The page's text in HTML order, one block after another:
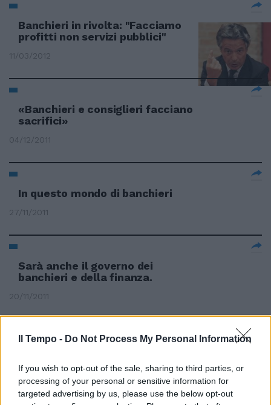
Il Tempo - Do Not Process My Personal Information
If you wish to opt-out of the sale, sharing to third parties, or
processing of your personal or sensitive information for
targeted advertising by us, please use the below opt-out
Banchieri in rivolta: "Facciamo
profitti non servizi pubblici"
11/03/2012
«Banchieri e consiglieri facciano
sacrifici»
04/12/2011
In questo mondo di banchieri
27/11/2011
Sarà anche il governo dei
banchieri e della finanza.
20/11/2011
di Stati e istituzioni
13/11/2011